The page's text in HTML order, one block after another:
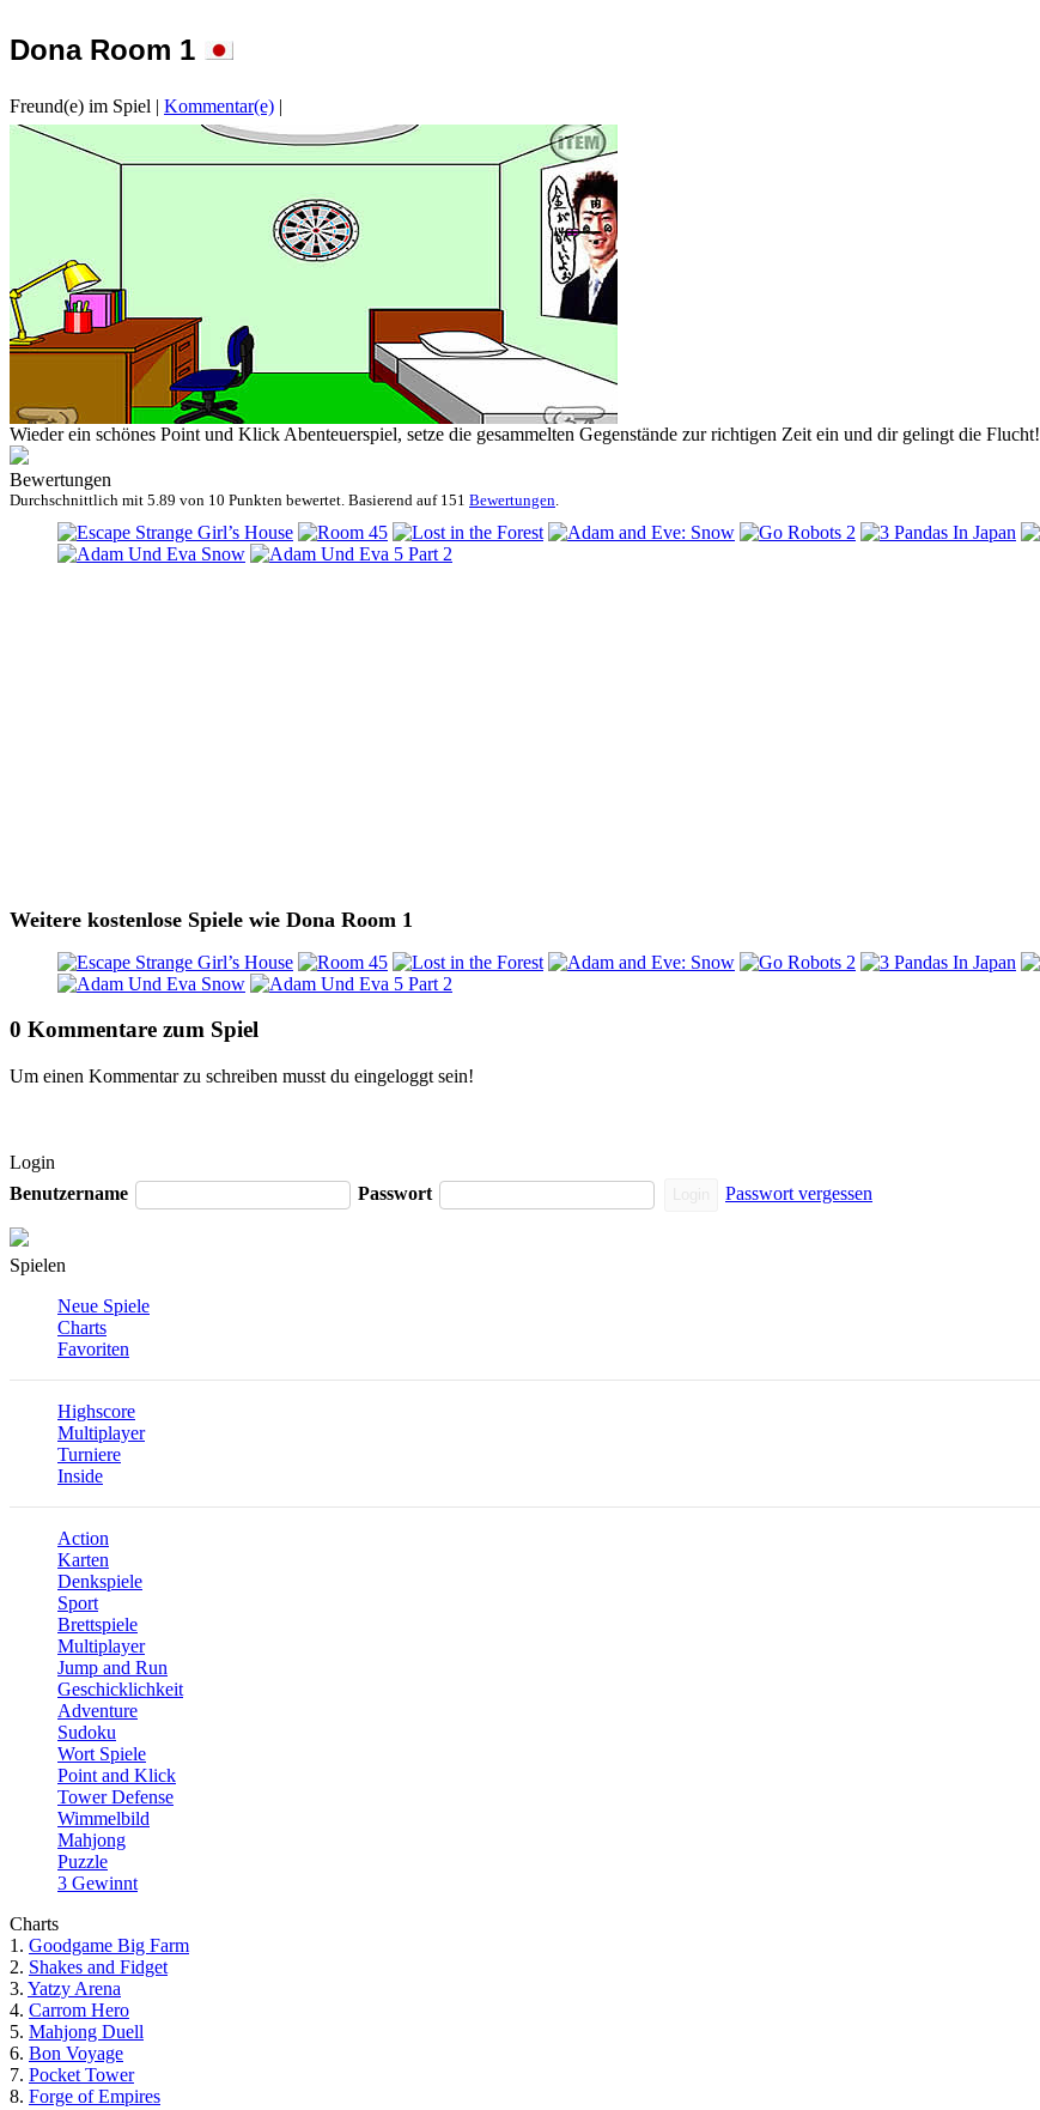
Dona Room 1
Freund(e) im Spiel | Kommentar(e) |
Wieder ein schönes Point und Klick Abenteuerspiel, setze die gesammelten Gegenstände zur richtigen Zeit ein und dir gelingt die Flucht!
Bewertungen
Durchschnittlich mit 5.89 von 10 Punkten bewertet. Basierend auf 151 Bewertungen
Weitere kostenlose Spiele wie Dona Room 1
0 Kommentare zum Spiel
Um einen Kommentar zu schreiben musst du eingeloggt sein!
Login
Benutzername
Passwort Passwort vergessen
Spielen
Neue Spiele
Charts
Favoriten
Highscore
Multiplayer
Turniere
Inside
Action
Karten
Denkspiele
Sport
Brettspiele
Multiplayer
Jump and Run
Geschicklichkeit
Adventure
Sudoku
Wort Spiele
Point and Klick
Tower Defense
Wimmelbild
Mahjong
Puzzle
3 Gewinnt
Charts
1. Goodgame Big Farm
2. Shakes and Fidget
3. Yatzy Arena
4. Carrom Hero
5. Mahjong Duell
6. Bon Voyage
7. Pocket Tower
8. Forge of Empires